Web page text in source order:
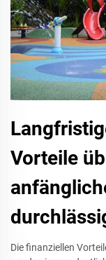
Vorteile
Die finanziellen